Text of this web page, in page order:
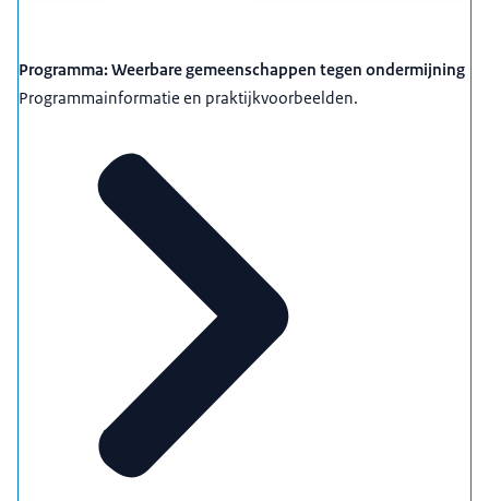
Programma: Weerbare gemeenschappen tegen ondermijning
Programmainformatie en praktijkvoorbeelden.